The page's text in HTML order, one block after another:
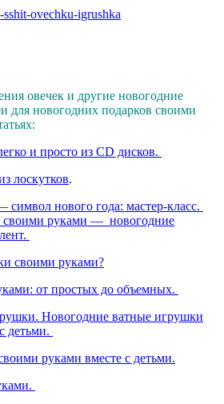
овечек и другие новогодние
для новогодних подарков своими
и просто из CD дисков.
лоскутков.
нового года: мастер-класс.
руками — новогодние
своими руками?
от простых до объемных.
Новогодние ватные игрушки
детьми.
руками вместе с детьми.